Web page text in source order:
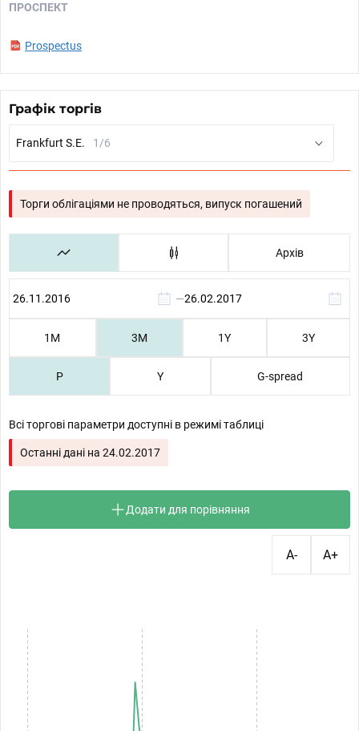
ПРОСПЕКТ
Prospectus
Графік торгів
Frankfurt S.E. 1/6
Торги облігаціями не проводяться, випуск погашений
Архів
—
1М 3М 1Y 3Y
P Y G-spread
Всі торгові параметри доступні в режимі таблиці
Останні дані на 24.02.2017
Додати для порівняння
A- A+